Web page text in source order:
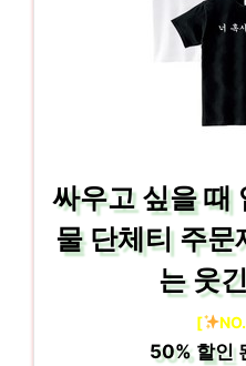
싸우고 싶을 때
물 단체티 주문
는 웃
[
50%할인